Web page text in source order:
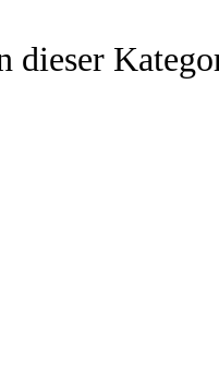
dieser